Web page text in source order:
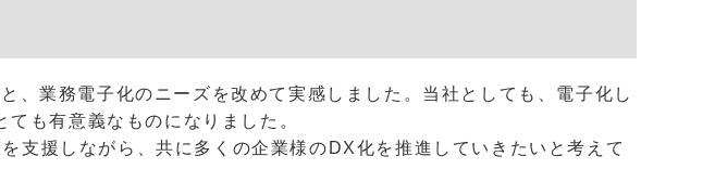
、業務電子化のニーズを改めて実感しました。当社としても、電子化し
も有意義なものになりました。
援しながら、共に多くの企業様のDX化を推進していきたいと考えて